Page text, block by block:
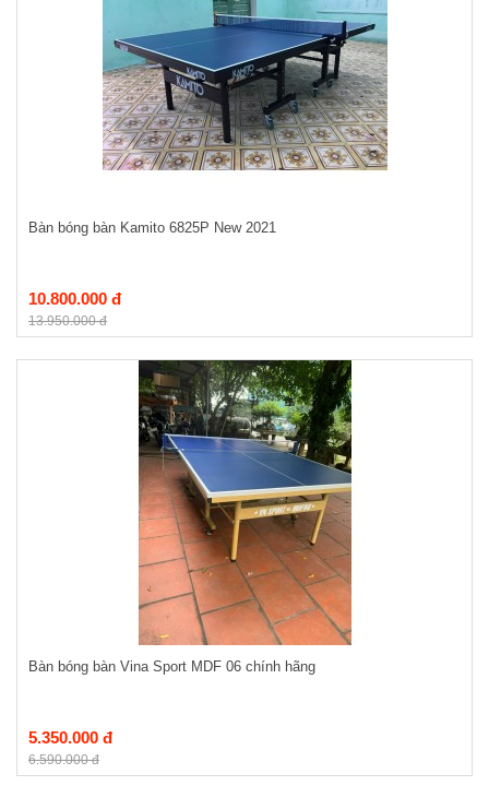
Bàn bóng bàn Kamito 6825P New 2021
10.800.000 đ
13.950.000 đ
Bàn bóng bàn Vina Sport MDF 06 chính hãng
5.350.000 đ
6.590.000 đ